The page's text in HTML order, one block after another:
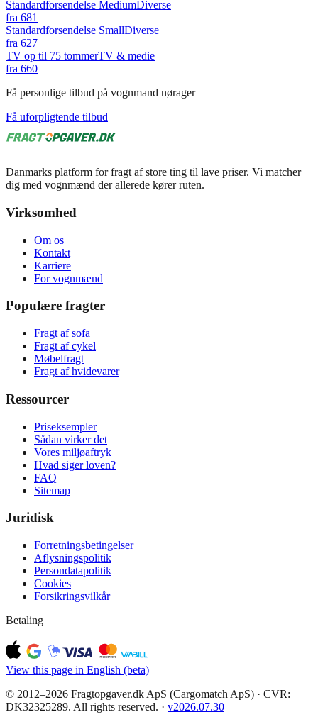
Standardforsendelse MediumDiverse
fra 681
Standardforsendelse SmallDiverse
fra 627
TV op til 75 tommerTV & medie
fra 660
Få personlige tilbud på vognmand nørager
Få uforpligtende tilbud
Danmarks platform for fragt af store ting til lave priser. Vi matcher
dig med vognmænd der allerede kører ruten.
Virksomhed
Om os
Kontakt
Karriere
For vognmænd
Populære fragter
Fragt af sofa
Fragt af cykel
Møbelfragt
Fragt af hvidevarer
Ressourcer
Priseksempler
Sådan virker det
Vores miljøaftryk
Hvad siger loven?
FAQ
Sitemap
Juridisk
Forretningsbetingelser
Aflysningspolitik
Persondatapolitik
Cookies
Forsikringsvilkår
Betaling
View this page in English (beta)
© 2012–2026 Fragtopgaver.dk ApS (Cargomatch ApS) · CVR:
DK32325289. All rights reserved. · v2026.07.30